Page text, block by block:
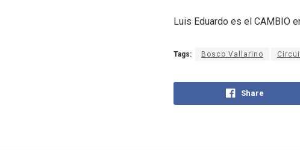
Luis Eduardo es el CAMBIO
Tags: Bosco Vallarino
Share